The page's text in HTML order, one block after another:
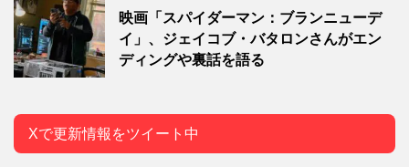
映画「スパイダーマン：ブランニューデ
イ」、ジェイコブ・バタロンさんがエン
ディングや裏話を語る
Xで更新情報をツイート中